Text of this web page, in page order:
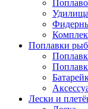
Поплавки
Лески и